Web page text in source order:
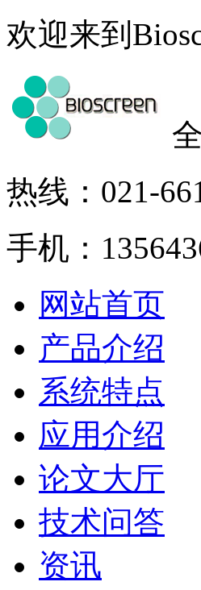
欢迎来到
热线：021-
手机：
网站首页
产品介绍
系统特点
应用介绍
论文大厅
技术问答
资讯